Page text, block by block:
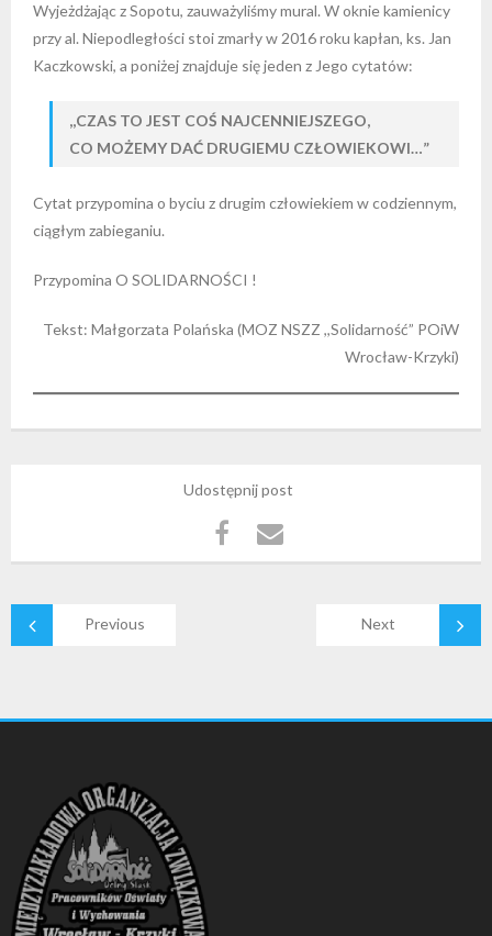
Wyjeżdżając z Sopotu, zauważyliśmy mural. W oknie kamienicy
przy al. Niepodległości stoi zmarły w 2016 roku kapłan, ks. Jan
Kaczkowski, a poniżej znajduje się jeden z Jego cytatów:
,,CZAS TO JEST COŚ NAJCENNIEJSZEGO,
CO MOŻEMY DAĆ DRUGIEMU CZŁOWIEKOWI…”
Cytat przypomina o byciu z drugim człowiekiem w codziennym,
ciągłym zabieganiu.
Przypomina O SOLIDARNOŚCI !
Tekst: Małgorzata Polańska (MOZ NSZZ ,,Solidarność” POiW
Wrocław-Krzyki)
Udostępnij post
Previous Next